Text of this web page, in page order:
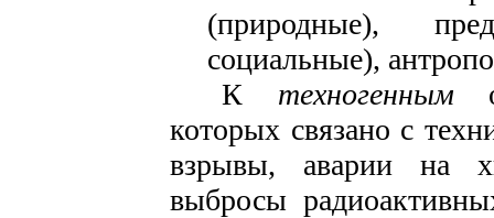
(природные),
социальные),
К техногенным
которых связано с
взрывы, аварии на
выбросы